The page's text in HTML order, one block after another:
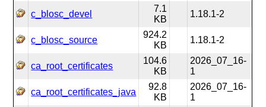
c_blosc_devel
7.1
KB
1.18.1-2
c_blosc_source
924.2
KB
1.18.1-2
ca_root_certificates
104.6
KB
2026_07_16-
1
ca_root_certificates_java
92.8
KB
2026_07_16-
1